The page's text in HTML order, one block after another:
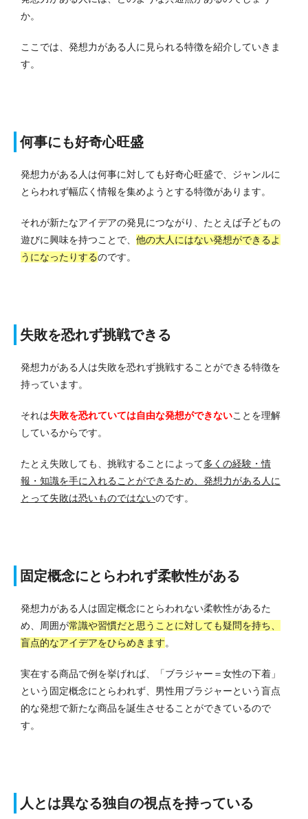
か。
ここでは、発想力がある人に見られる特徴を紹介していきま
す。
何事にも好奇心旺盛
発想力がある人は何事に対しても好奇心旺盛で、ジャンルに
とらわれず幅広く情報を集めようとする特徴があります。
それが新たなアイデアの発見につながり、たとえば子どもの
遊びに興味を持つことで、 他の大人にはない発想ができるよ
うになったりするのです。
失敗を恐れず挑戦できる
発想力がある人は失敗を恐れず挑戦することができる特徴を
持っています。
それは失敗を恐れていては自由な発想ができないことを理解
しているからです。
たとえ失敗しても、挑戦することによって多くの経験・情
報・知識を手に入れることができるため、発想力がある人に
とって失敗は恐いものではないのです。
固定概念にとらわれず柔軟性がある
発想力がある人は固定概念にとらわれない柔軟性があるた
め、周囲が常識や習慣だと思うことに対しても疑問を持ち、
盲点的なアイデアをひらめきます。
実在する商品で例を挙げれば、「ブラジャー＝女性の下着」
という固定概念にとらわれず、男性用ブラジャーという盲点
的な発想で新たな商品を誕生させることができているので
す。
人とは異なる独自の視点を持っている